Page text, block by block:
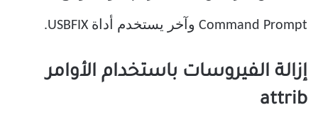
Command Prompt وآخر يستخدم أداة USBFIX.
إزالة الفيروسات باستخدام الأوامر
attrib